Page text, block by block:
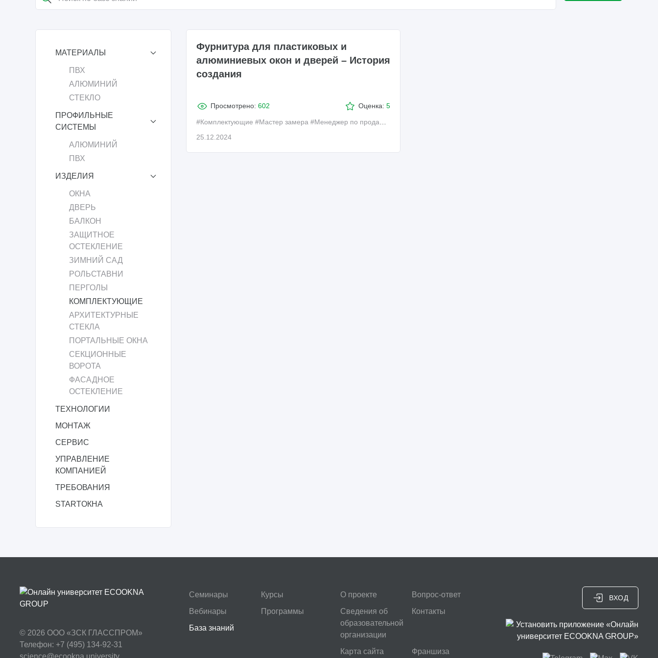
МАТЕРИАЛЫ
ПВХ
АЛЮМИНИЙ
СТЕКЛО
ПРОФИЛЬНЫЕ
СИСТЕМЫ
АЛЮМИНИЙ
ПВХ
ИЗДЕЛИЯ
ОКНА
ДВЕРЬ
БАЛКОН
ЗАЩИТНОЕ
ОСТЕКЛЕНИЕ
ЗИМНИЙ САД
РОЛЬСТАВНИ
ПЕРГОЛЫ
КОМПЛЕКТУЮЩИЕ
АРХИТЕКТУРНЫЕ
СТЕКЛА
ПОРТАЛЬНЫЕ ОКНА
СЕКЦИОННЫЕ
ВОРОТА
ФАСАДНОЕ
ОСТЕКЛЕНИЕ
ТЕХНОЛОГИИ
МОНТАЖ
СЕРВИС
УПРАВЛЕНИЕ
КОМПАНИЕЙ
ТРЕБОВАНИЯ
STARTОКНА
Фурнитура для пластиковых и
алюминиевых окон и дверей – История
создания
Просмотрено: 602 Оценка:5
#Комплектующие #Мастер замера #Менеджер по продажам
25.12.2024
© 2026 ООО «ЗСК ГЛАССПРОМ»
Телефон: +7 (495) 134-92-31
science@ecookna.university
Семинары
Курсы
Вебинары
Программы
База знаний
О проекте
Вопрос-ответ
Сведения об
образовательной
организации
Контакты
Карта сайта Франшиза
ВХОД